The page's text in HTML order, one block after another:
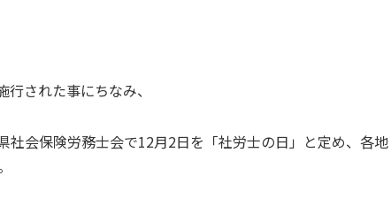
された事にちなみ、
社会保険労務士会で12月2日を「社労士の日」と定め、各地